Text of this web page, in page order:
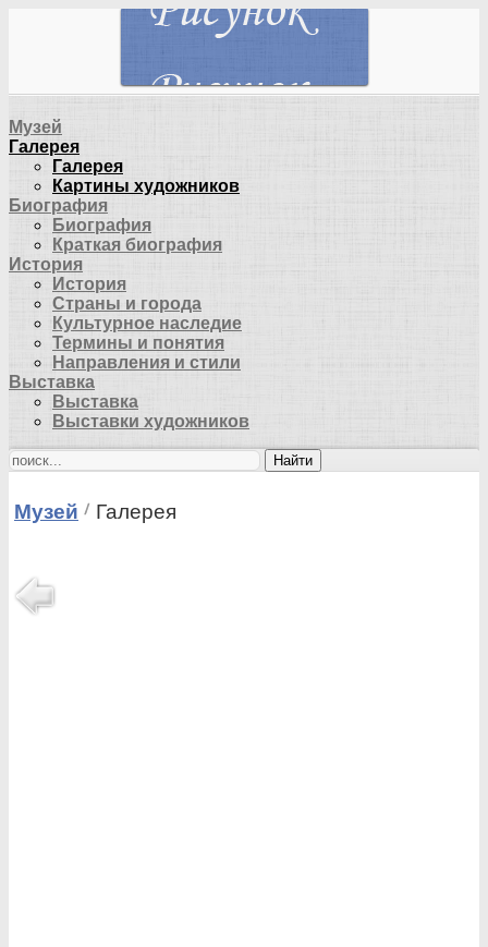
Музей
Галерея
Галерея
Картины художников
Биография
Биография
Краткая биография
История
История
Страны и города
Культурное наследие
Термины и понятия
Направления и стили
Выставка
Выставка
Выставки художников
Найти
Музей Галерея